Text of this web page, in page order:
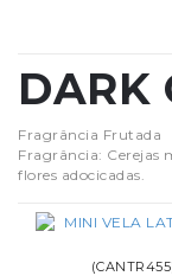
DARK
Fragrância Frutada
Fragrância: Cerejas
flores adocicadas.